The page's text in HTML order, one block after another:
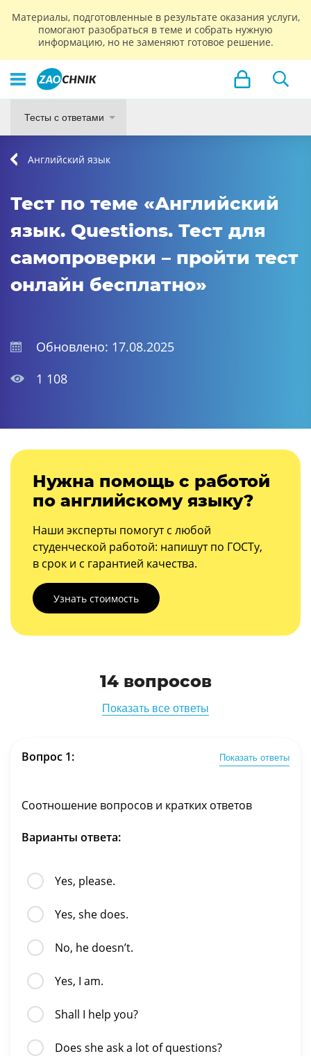
Материалы, подготовленные в результате оказания услуги,
помогают разобраться в теме и собрать нужную
информацию, но не заменяют готовое решение.
Тесты с ответами
Английский язык
Тест по теме «Английский
язык. Questions. Тест для
самопроверки – пройти тест
онлайн бесплатно»
Обновлено: 17.08.2025
1 108
Нужна помощь с работой
по английскому языку?
Наши эксперты помогут с любой
студенческой работой: напишут по ГОСТу,
в срок и с гарантией качества.
Узнать стоимость
14 вопросов
Показать все ответы
Вопрос 1: Показать ответы
Соотношение вопросов и кратких ответов
Варианты ответа:
Yes, please.
Yes, she does.
No, he doesn’t.
Yes, I am.
Shall I help you?
Does she ask a lot of questions?